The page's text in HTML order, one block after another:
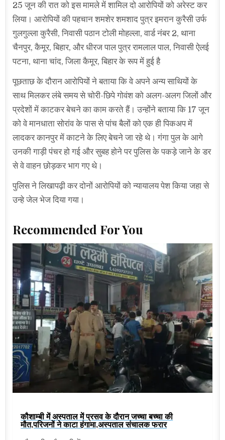
25 जून की रात को इस मामले में शामिल दो आरोपियों को अरेस्ट कर
लिया। आरोपियों की पहचान शमशेर शमशाद पुत्र इमरान कुरैसी उर्फ
गुलगुल्ला कुरैसी, निवासी पठान टोली मोहल्ला, वार्ड नंबर 2, थाना
चैनपुर, कैमूर, बिहार, और धीरज पाल पुत्र रामलाल पाल, निवासी ऐलई
पटना, थाना चांद, जिला कैमूर, बिहार के रूप में हुई है
पूछताछ के दौरान आरोपियों ने बताया कि वे अपने अन्य साथियों के
साथ मिलकर लंबे समय से चोरी-छिपे गोवंश को अलग-अलग जिलों और
प्रदेशों में काटकर बेचने का काम करते हैं। उन्होंने बताया कि 17 जून
को वे मानधाता सोरांव के पास से पांच बैलों को एक ही पिकअप में
लादकर कानपुर में काटने के लिए बेचने जा रहे थे। गंगा पुल के आगे
उनकी गाड़ी पंचर हो गई और सुबह होने पर पुलिस के पकड़े जाने के डर
से वे वाहन छोड़कर भाग गए थे।
पुलिस ने लिखापढ़ी कर दोनों आरोपियों को न्यायालय पेश किया जहा से
उन्हे जेल भेज दिया गया।
Recommended For You
कौशाम्बी में अस्पताल में प्रसव के दौरान जच्चा बच्चा की
मौत,परिजनों ने काटा हंगामा,अस्पताल संचालक फरार